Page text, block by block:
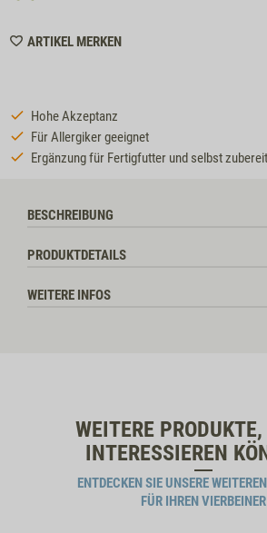
ARTIKEL MERKENWISHLIST
Hohe Akzeptanz
Für Allergiker geeignet
Ergänzung für Fertigfutter und selbst
BESCHREIBUNG
PRODUKTDETAILS
WEITERE INFOS
WEITERE
INTERESSIEREN
ENTDECKEN SIE UNSERE
FÜR IHREN VIERBEINER